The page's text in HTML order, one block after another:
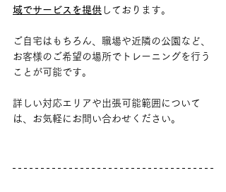
域でサービスを提供 しております。
ご自宅はもちろん、職場や近隣の公園など、
お客様のご希望の場所でトレーニングを行う
ことが可能です。
詳しい対応エリアや出張可能範囲について
は、お気軽にお問い合わせください。